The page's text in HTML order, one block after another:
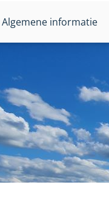
Algemene informatie